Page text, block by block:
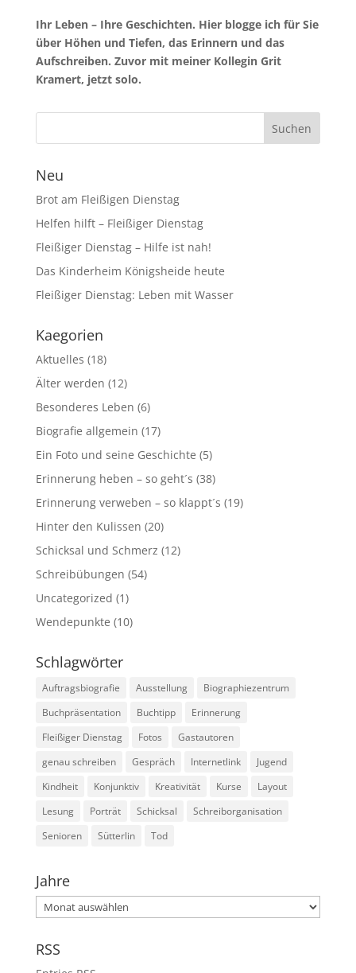
Ihr Leben – Ihre Geschichten. Hier blogge ich für Sie
über Höhen und Tiefen, das Erinnern und das
Aufschreiben. Zuvor mit meiner Kollegin Grit
Kramert, jetzt solo.
Neu
Brot am Fleißigen Dienstag
Helfen hilft – Fleißiger Dienstag
Fleißiger Dienstag – Hilfe ist nah!
Das Kinderheim Königsheide heute
Fleißiger Dienstag: Leben mit Wasser
Kaegorien
Aktuelles (18)
Älter werden (12)
Besonderes Leben (6)
Biografie allgemein (17)
Ein Foto und seine Geschichte (5)
Erinnerung heben – so geht´s (38)
Erinnerung verweben – so klappt´s (19)
Hinter den Kulissen (20)
Schicksal und Schmerz (12)
Schreibübungen (54)
Uncategorized (1)
Wendepunkte (10)
Schlagwörter
Auftragsbiografie Ausstellung
Biographiezentrum
Buchpräsentation
Buchtipp
Erinnerung
Fleißiger Dienstag
Fotos
Gastautoren
genau schreiben
Gespräch Internetlink
Jugend
Kindheit
Konjunktiv Kreativität Kurse
Layout
Lesung
Porträt Schicksal
Schreiborganisation
Senioren
Sütterlin Tod
Jahre
Jahre
RSS